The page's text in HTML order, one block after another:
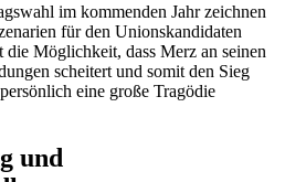
im kommenden Jahr zeichnen
für den Unionskandidaten
die Möglichkeit, dass Merz an seinen
scheitert und somit den Sieg
eine große Tragödie
und